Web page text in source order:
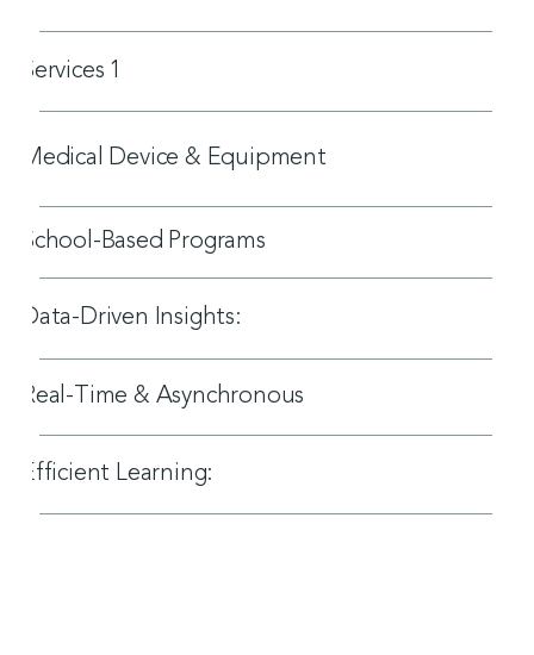
Services 1
Medical Device & Equipment
School-Based Programs
Data-Driven Insights:
Real-Time & Asynchronous
Efficient Learning: